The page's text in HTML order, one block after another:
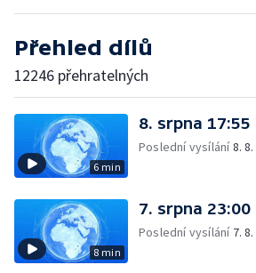
Přehled dílů
12246 přehratelných
6 min
8. srpna 17:55
Poslední vysílání8.
8 min
7. srpna 23:00
Poslední vysílání 7.